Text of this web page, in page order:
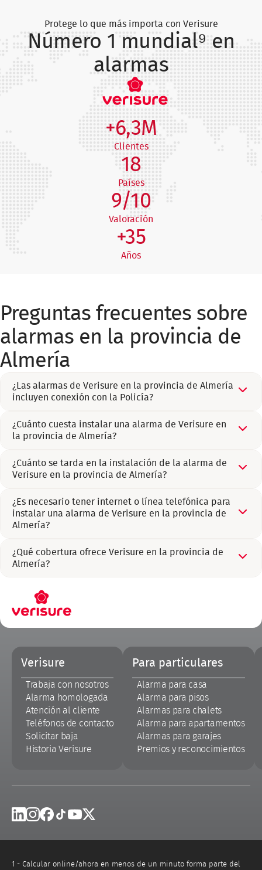
Protege lo que más importa con Verisure
Número 1 mundial⁹ en
alarmas
+6,3M
Clientes
18
Países
9/10
Valoración
+35
Años
Preguntas frecuentes sobre
alarmas en la provincia de
Almería
¿Las alarmas de Verisure en la provincia de Almería
incluyen conexión con la Policía?
¿Cuánto cuesta instalar una alarma de Verisure en
la provincia de Almería?
¿Cuánto se tarda en la instalación de la alarma de
Verisure en la provincia de Almería?
¿Es necesario tener internet o línea telefónica para
instalar una alarma de Verisure en la provincia de
Almería?
¿Qué cobertura ofrece Verisure en la provincia de
Almería?
Pie
página
Verisure
Trabaja con nosotros
Alarma homologada
Atención al cliente
Teléfonos de contacto
Solicitar baja
Historia Verisure
Para particulares
Alarma para casa
Alarma para pisos
Alarmas para chalets
Alarma para apartamentos
Alarmas para garajes
Premios y reconocimientos
Linkedin
Instagram
Facebook
Tik TokYoutube
1 - Calcular online/ahora en menos de un minuto forma parte del